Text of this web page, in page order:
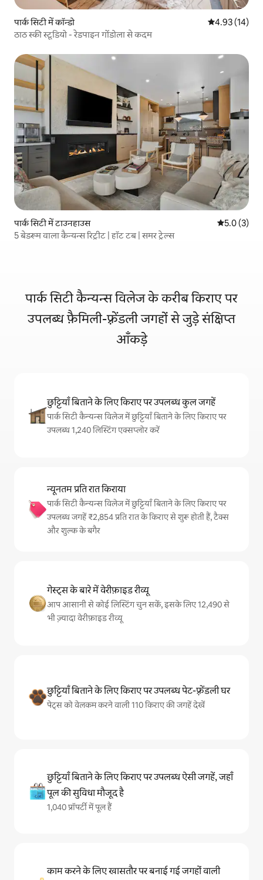
पार्क सिटी में कॉन्डो औसत रेटिंग 5 में
4.93 (14)
ठाठ स्की स्टूडियो - रेडपाइन गोंडोला से कदम
पार्क सिटी में टाउनहाउस औसत रेटिंग 5
5.0 (3)
5 बेडरूम वाला कैन्यन्स रिट्रीट | हॉट टब | समर ट्रेल्स
पार्क सिटी कैन्यन्स विलेज के करीब किराए पर
उपलब्ध फ़ैमिली-फ़्रेंडली जगहों से जुड़े संक्षिप्त
आँकड़े
छुट्टियाँ बिताने के लिए किराए पर उपलब्ध कुल जगहें
पार्क सिटी कैन्यन्स विलेज में छुट्टियाँ बिताने के लिए किराए पर
उपलब्ध 1,240 लिस्टिंग एक्सप्लोर करें
न्यूनतम प्रति रात किराया
पार्क सिटी कैन्यन्स विलेज में छुट्टियाँ बिताने के लिए किराए पर
उपलब्ध जगहें ₹2,854 प्रति रात के किराए से शुरू होती हैं, टैक्स
और शुल्क के बगैर
गेस्ट्स के बारे में वेरीफ़ाइड रीव्यू
आप आसानी से कोई लिस्टिंग चुन सकें, इसके लिए 12,490 से
भी ज़्यादा वेरीफ़ाइड रीव्यू
छुट्टियाँ बिताने के लिए किराए पर उपलब्ध पेट-फ़्रेंडली घर
पेट्स को वेलकम करने वाली 110 किराए की जगहें देखें
छुट्टियाँ बिताने के लिए किराए पर उपलब्ध ऐसी जगहें, जहाँ
पूल की सुविधा मौजूद है
1,040 प्रॉपर्टी में पूल हैं
काम करने के लिए खासतौर पर बनाई गई जगहों वाली